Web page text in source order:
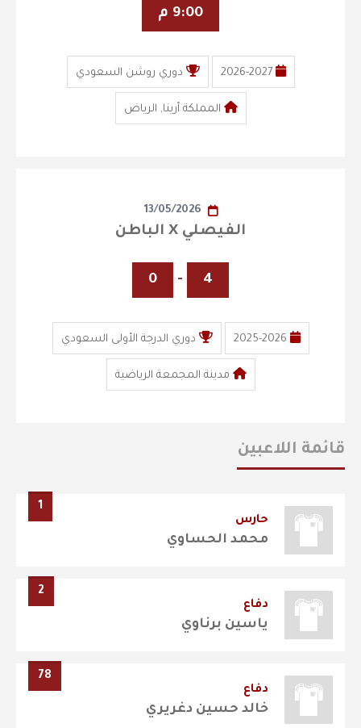
9:00 م
2026-2027 دوري روشن السعودي
المملكة أرينا, الرياض
13/05/2026
الفيصلي X الباطن
4
-
0
2025-2026 دوري الدرجة الأولى السعودي
مدينة المجمعة الرياضية
قائمة اللاعبين
1
حارس
محمد الحساوي
2
دفاع
ياسين برناوي
78
دفاع
خالد حسين دغريري